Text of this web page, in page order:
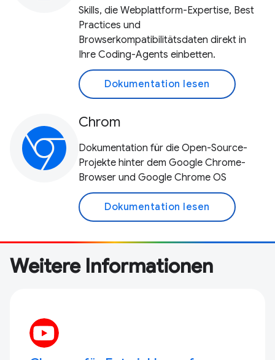
Skills, die Webplattform-Expertise, Best
Practices und
Browserkompatibilitätsdaten direkt in
Ihre Coding-Agents einbetten.
Dokumentation lesen
Chrom
Dokumentation für die Open-Source-
Projekte hinter dem Google Chrome-
Browser und Google Chrome OS
Dokumentation lesen
Weitere Informationen